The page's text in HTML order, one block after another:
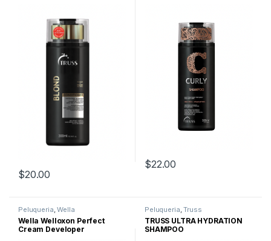
$20.00
$22.00
Peluqueria,Wella
Wella Welloxon Perfect
Cream Developer
Peluqueria,Truss
TRUSS ULTRA HYDRATION
SHAMPOO